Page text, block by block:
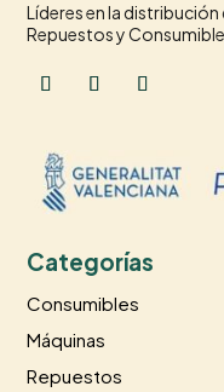
Líderes en la distribución
Repuestos y
Categorías
Consumibles
Máquinas
Repuestos